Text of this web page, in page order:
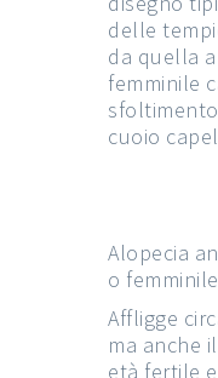
delle
da quella
femminile
cuoio
Alopecia
o
Affligge
ma anche
età fertile